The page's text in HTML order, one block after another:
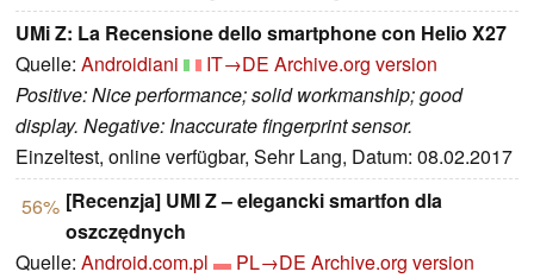
UMi Z: La Recensione dello smartphone con Helio X27
Quelle: Androidiani IT→DE Archive.org version
Positive: Nice performance; solid workmanship; good
display. Negative: Inaccurate fingerprint sensor.
Einzeltest, online verfügbar, Sehr Lang, Datum: 08.02.2017
56% [Recenzja] UMI Z – elegancki smartfon dla
oszczędnych
Quelle: Android.com.pl PL→DE Archive.org version